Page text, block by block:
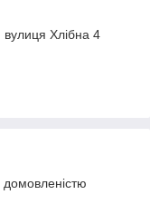
вулиця Хлібна 4